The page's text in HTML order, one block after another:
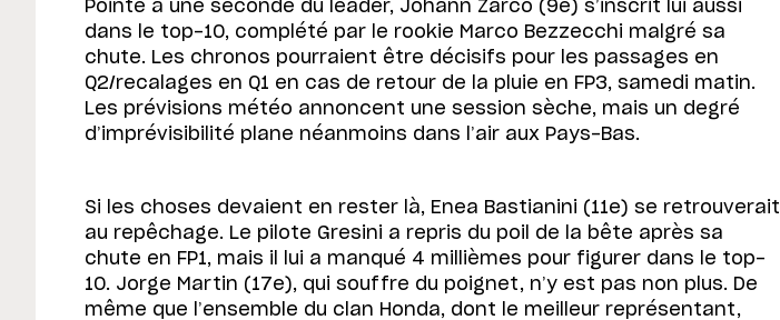
Pointé à une seconde du leader, Johann Zarco (9e) s’inscrit lui aussi
dans le top-10, complété par le rookie Marco Bezzecchi malgré sa
chute. Les chronos pourraient être décisifs pour les passages en
Q2/recalages en Q1 en cas de retour de la pluie en FP3, samedi matin.
Les prévisions météo annoncent une session sèche, mais un degré
d’imprévisibilité plane néanmoins dans l’air aux Pays-Bas.
Si les choses devaient en rester là, Enea Bastianini (11e) se retrouverait
au repêchage. Le pilote Gresini a repris du poil de la bête après sa
chute en FP1, mais il lui a manqué 4 millièmes pour figurer dans le top-
10. Jorge Martin (17e), qui souffre du poignet, n’y est pas non plus. De
même que l’ensemble du clan Honda, dont le meilleur représentant,